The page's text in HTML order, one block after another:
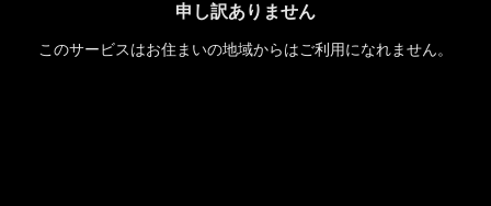
申し訳ありません
このサービスはお住まいの地域からはご利用になれません。